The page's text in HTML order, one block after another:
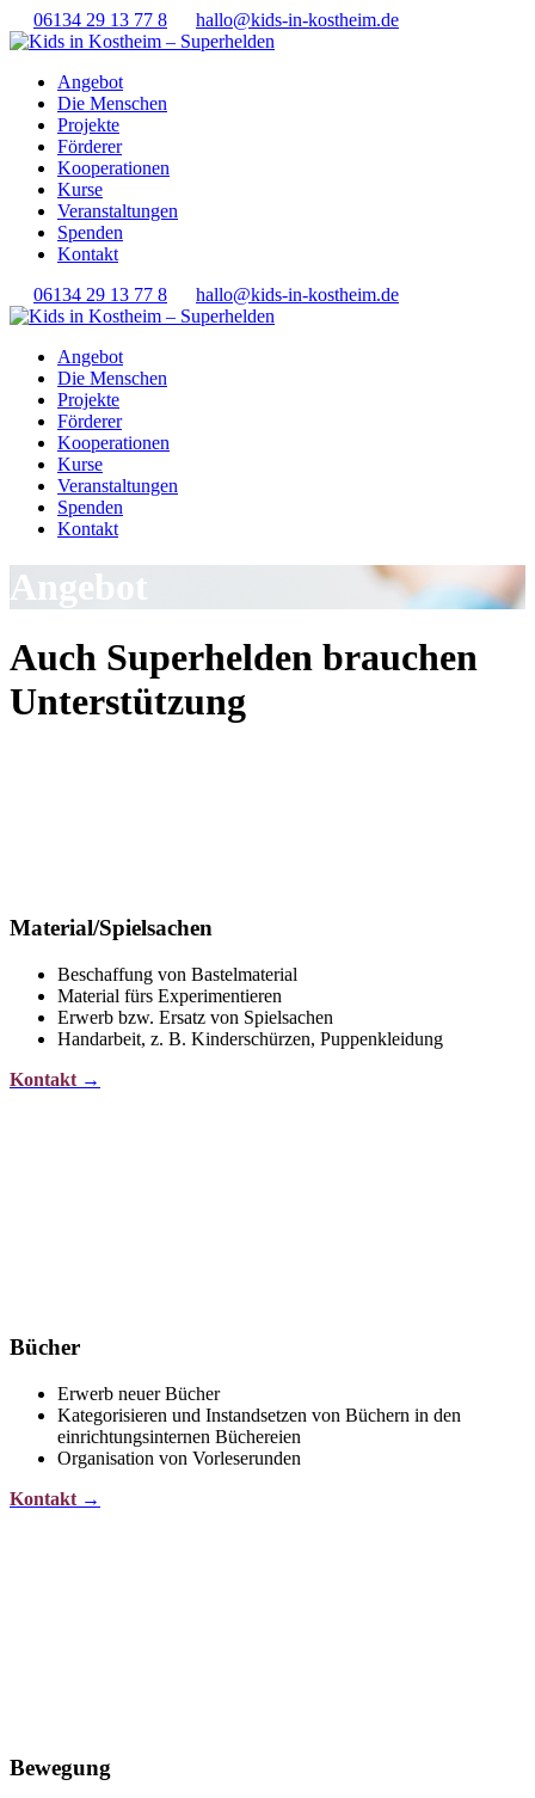
06134 29 13 77 8 hallo@kids-in-kostheim.de
Angebot
Die Menschen
Projekte
Förderer
Kooperationen
Kurse
Veranstaltungen
Spenden
Kontakt
06134 29 13 77 8
hallo@kids-in-kostheim.de
Angebot
Die Menschen
Projekte
Förderer
Kooperationen
Kurse
Veranstaltungen
Spenden
Kontakt
Angebot
Auch Superhelden brauchen
Unterstützung
Material/Spielsachen
Beschaffung von Bastelmaterial
Material fürs Experimentieren
Erwerb bzw. Ersatz von Spielsachen
Handarbeit, z. B. Kinderschürzen, Puppenkleidung
Kontakt →
Bücher
Erwerb neuer Bücher
Kategorisieren und Instandsetzen von Büchern in den
einrichtungsinternen Büchereien
Organisation von Vorleserunden
Kontakt →
Bewegung